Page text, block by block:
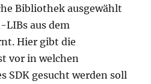
Bibliothek ausgewählt
LIBs aus dem
Hier gibt die
vor in welchen
SDK gesucht werden soll